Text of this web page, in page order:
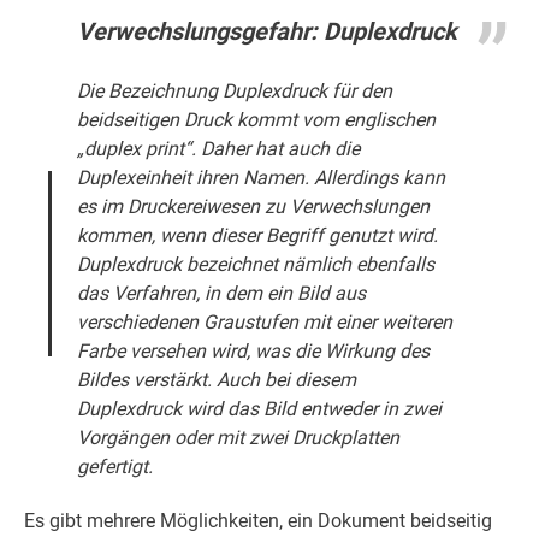
Verwechslungsgefahr: Duplexdruck
Die Bezeichnung Duplexdruck für den
beidseitigen Druck kommt vom englischen
„duplex print“. Daher hat auch die
Duplexeinheit ihren Namen. Allerdings kann
es im Druckereiwesen zu Verwechslungen
kommen, wenn dieser Begriff genutzt wird.
Duplexdruck bezeichnet nämlich ebenfalls
das Verfahren, in dem ein Bild aus
verschiedenen Graustufen mit einer weiteren
Farbe versehen wird, was die Wirkung des
Bildes verstärkt. Auch bei diesem
Duplexdruck wird das Bild entweder in zwei
Vorgängen oder mit zwei Druckplatten
gefertigt.
Es gibt mehrere Möglichkeiten, ein Dokument beidseitig